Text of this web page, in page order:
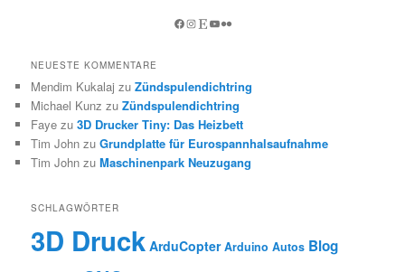
Facebook
Instagram
EtsyYouTube
Flickr
NEUESTE KOMMENTARE
Mendim Kukalaj zuZündspulendichtring
Michael Kunz zuZündspulendichtring
Faye zu3D Drucker Tiny: Das Heizbett
Tim John zuGrundplatte für Eurospannhalsaufnahme
Tim John zuMaschinenpark Neuzugang
SCHLAGWÖRTER
3D Druck ArduCopter Arduino Autos Blog